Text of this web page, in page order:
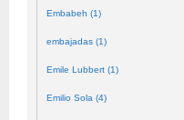
Embabeh (1)
embajadas (1)
Emile Lubbert (1)
Emilio Sola (4)